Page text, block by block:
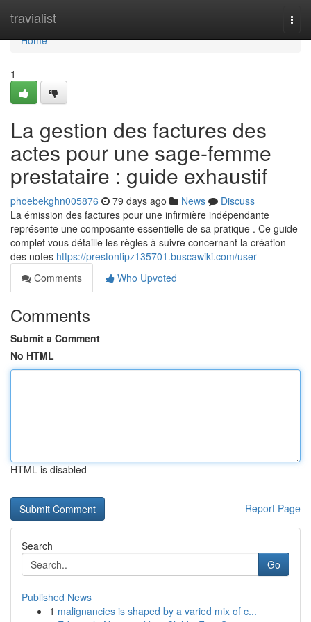
travialist
Home
Home
1
La gestion des factures des
actes pour une sage-femme
prestataire : guide exhaustif
phoebekghn005876 79 days ago News
Discuss
La émission des factures pour une infirmière indépendante
représente une composante essentielle de sa pratique . Ce guide
complet vous détaille les règles à suivre concernant la création
des notes https://prestonfipz135701.buscawiki.com/user
Comments
Who Upvoted
Comments
Submit a Comment
No HTML
HTML is disabled
Report Page
Search
Go
Published News
1 malignancies is shaped by a varied mix of c...